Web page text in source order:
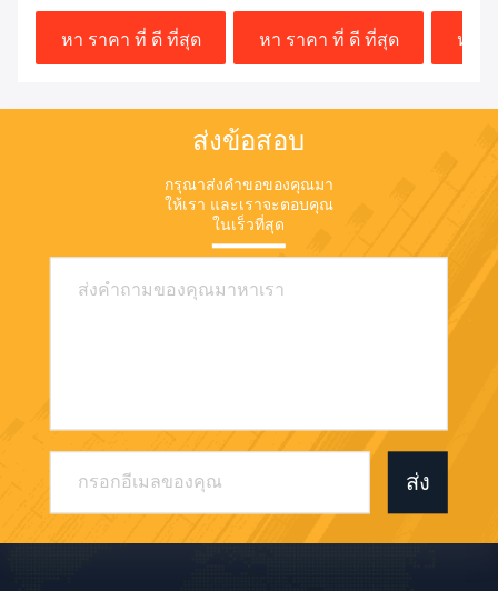
13x75 มม. ตัวอย่างเลือด
หา ราคา ที่ ดี ที่สุด
อย่างรวดเร็ว
หา ราคา ที่ ดี ที่สุด
การตรว
หา
ส่งข้อสอบ
กรุณาส่งคําขอของคุณมา
ให้เรา และเราจะตอบคุณ
ในเร็วที่สุด
ส่ง